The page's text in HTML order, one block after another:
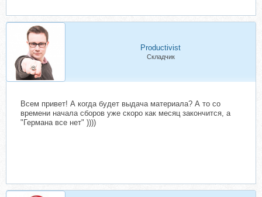
Productivist
Складчик
Всем привет! А когда будет выдача материала? А то со
времени начала сборов уже скоро как месяц закончится, а
"Германа все нет" ))))